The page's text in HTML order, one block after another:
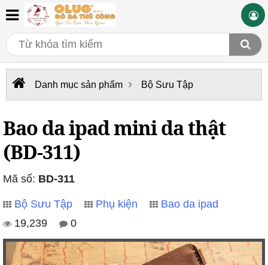
Danh mục sản phẩm Bộ Sưu Tập
Bao da ipad mini da thật
(BD-311)
Mã số: BD-311
Bộ Sưu Tập Phụ kiện
Bao da ipad
19,239
0